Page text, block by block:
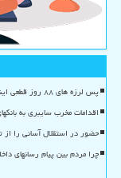
پس لرزه های ۸۸ روز قطعی اینترنت
اقدامات مخرب سایبری به
حضور در استقلال آسانی را از
چرا مردم بین پیام رسانهای